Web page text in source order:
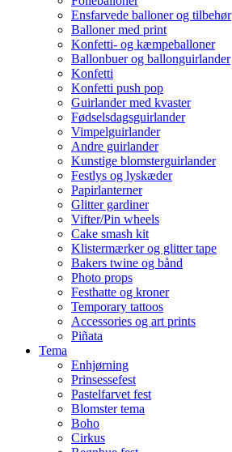
Ensfarvede balloner og tilbehør
Balloner med print
Konfetti- og kæmpeballoner
Ballonbuer og ballonguirlander
Konfetti
Konfetti push pop
Guirlander med kvaster
Fødselsdagsguirlander
Vimpelguirlander
Andre guirlander
Kunstige blomsterguirlander
Festlys og lyskæder
Papirlanterner
Glitter gardiner
Vifter/Pin wheels
Cake smash kit
Klistermærker og glitter tape
Bakers twine og bånd
Photo props
Festhatte og kroner
Temporary tattoos
Accessories og art prints
Piñata
Tema
Enhjørning
Prinsessefest
Pastelfarvet fest
Blomster tema
Boho
Cirkus